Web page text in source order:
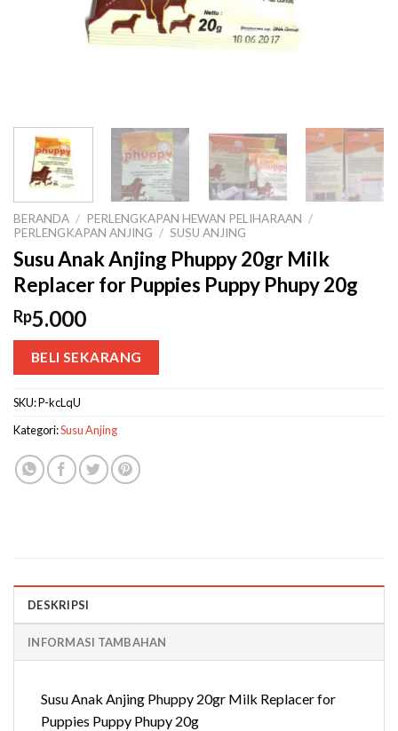
BERANDA / PERLENGKAPAN HEWAN PELIHARAAN /
PERLENGKAPAN ANJING / SUSU ANJING
Susu Anak Anjing Phuppy 20gr Milk
Replacer for Puppies Puppy Phupy 20g
Rp5.000
BELI SEKARANG
SKU:P-kcLqU
Kategori:Susu Anjing
DESKRIPSI
INFORMASI TAMBAHAN
Susu Anak Anjing Phuppy 20gr Milk Replacer for
Puppies Puppy Phupy 20g